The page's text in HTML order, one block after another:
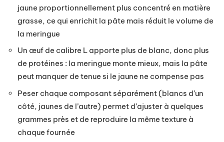
jaune proportionnellement plus concentré en matière
grasse, ce qui enrichit la pâte mais réduit le volume de
la meringue
Un œuf de calibre L apporte plus de blanc, donc plus
de protéines : la meringue monte mieux, mais la pâte
peut manquer de tenue si le jaune ne compense pas
Peser chaque composant séparément (blancs d’un
côté, jaunes de l’autre) permet d’ajuster à quelques
grammes près et de reproduire la même texture à
chaque fournée